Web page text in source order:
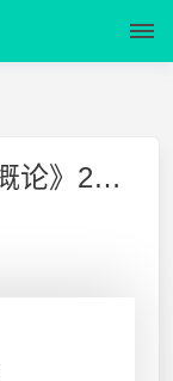
鞍山师范学院《社会工作概论》2012-2013-1 试卷B及答案